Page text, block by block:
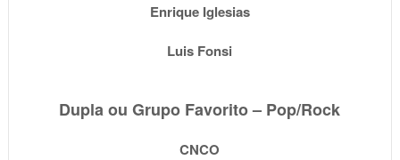
Enrique Iglesias
Luis Fonsi
Dupla ou Grupo Favorito – Pop/Rock
CNCO